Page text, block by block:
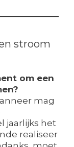
stroom
om een
mag
jaarlijks het
realiseer